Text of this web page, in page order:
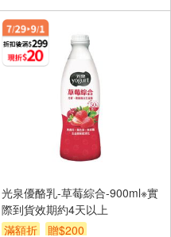
光泉優酪乳-草莓綜合-900ml※實
際到貨效期約4天以上
滿額折
贈$200